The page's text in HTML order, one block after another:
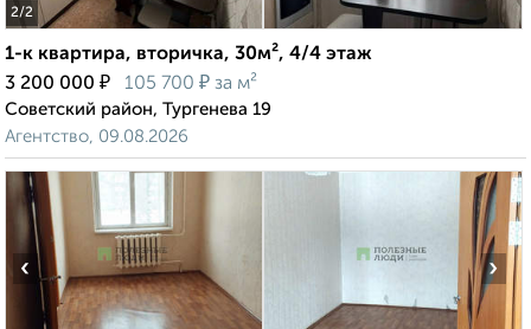
2/2
1-к квартира, вторичка, 30м², 4/4 этаж
3 200 000 ₽ 105 700 ₽ за м²
Советский район, Тургенева 19
Агентство, 09.08.2026
‹ ›